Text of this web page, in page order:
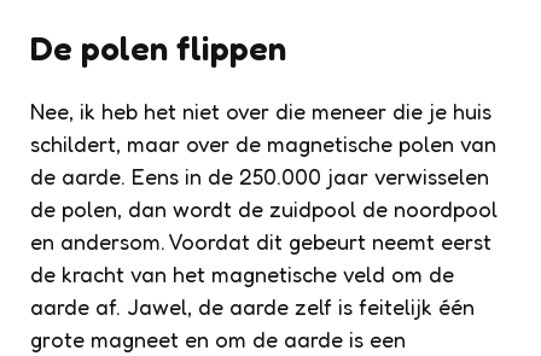
De polen flippen
Nee, ik heb het niet over die meneer die je huis
schildert, maar over de magnetische polen van
de aarde. Eens in de 250.000 jaar verwisselen
de polen, dan wordt de zuidpool de noordpool
en andersom. Voordat dit gebeurt neemt eerst
de kracht van het magnetische veld om de
aarde af. Jawel, de aarde zelf is feitelijk één
grote magneet en om de aarde is een